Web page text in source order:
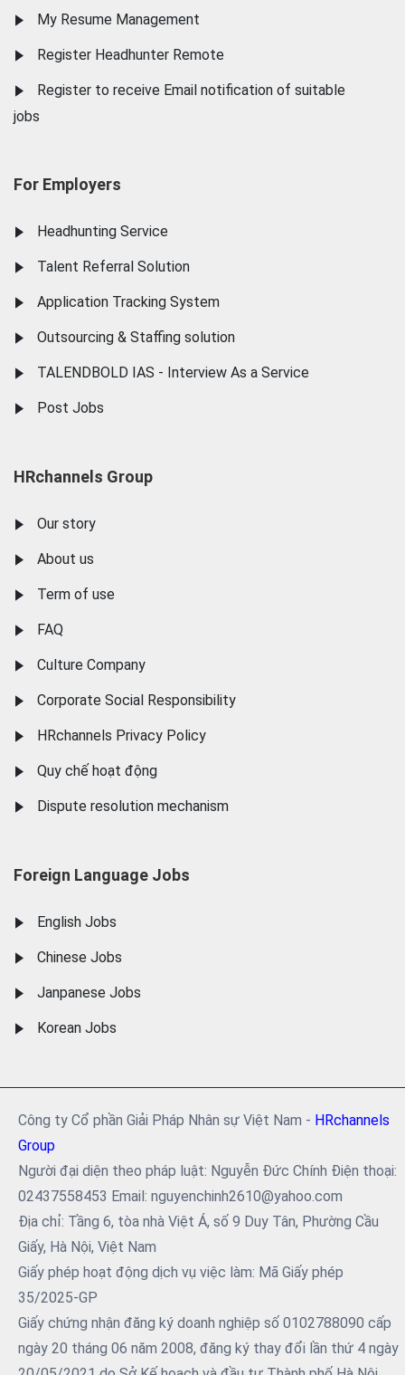
My Resume Management
Register Headhunter Remote
Register to receive Email notification of suitable
jobs
For Employers
Headhunting Service
Talent Referral Solution
Application Tracking System
Outsourcing & Staffing solution
TALENDBOLD IAS - Interview As a Service
Post Jobs
HRchannels Group
Our story
About us
Term of use
FAQ
Culture Company
Corporate Social Responsibility
HRchannels Privacy Policy
Quy chế hoạt động
Dispute resolution mechanism
Foreign Language Jobs
English Jobs
Chinese Jobs
Janpanese Jobs
Korean Jobs
Công ty Cổ phần Giải Pháp Nhân sự Việt Nam - HRchannels
Group
Người đại diện theo pháp luật: Nguyễn Đức Chính Điện thoại:
02437558453 Email: nguyenchinh2610@yahoo.com
Địa chỉ: Tầng 6, tòa nhà Việt Á, số 9 Duy Tân, Phường Cầu
Giấy, Hà Nội, Việt Nam
Giấy phép hoạt động dịch vụ việc làm: Mã Giấy phép
35/2025-GP
Giấy chứng nhận đăng ký doanh nghiệp số 0102788090 cấp
ngày 20 tháng 06 năm 2008, đăng ký thay đổi lần thứ 4 ngày